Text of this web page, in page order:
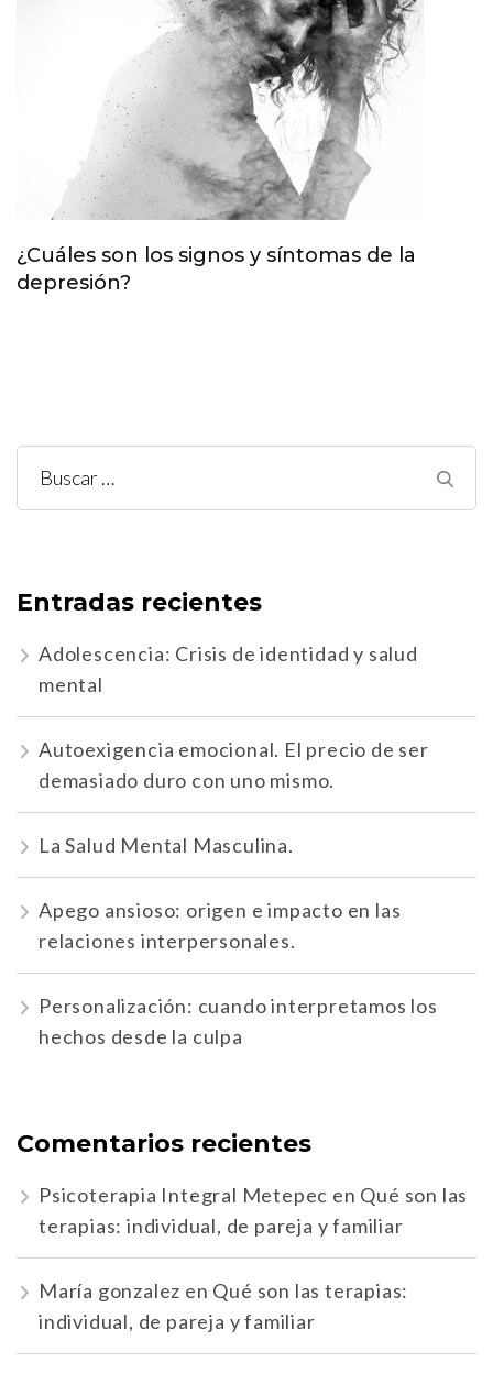
¿Cuáles son los signos y síntomas de la
depresión?
Buscar:
Entradas recientes
Adolescencia: Crisis de identidad y salud
mental
Autoexigencia emocional. El precio de ser
demasiado duro con uno mismo.
La Salud Mental Masculina.
Apego ansioso: origen e impacto en las
relaciones interpersonales.
Personalización: cuando interpretamos los
hechos desde la culpa
Comentarios recientes
Psicoterapia Integral Metepec en Qué son las
terapias: individual, de pareja y familiar
María gonzalez en Qué son las terapias:
individual, de pareja y familiar